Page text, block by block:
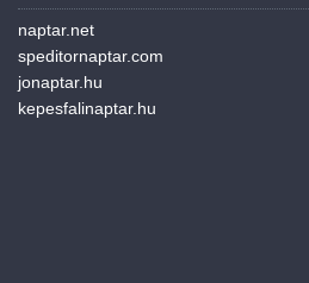
naptar.net
speditornaptar.com
jonaptar.hu
kepesfalinaptar.hu